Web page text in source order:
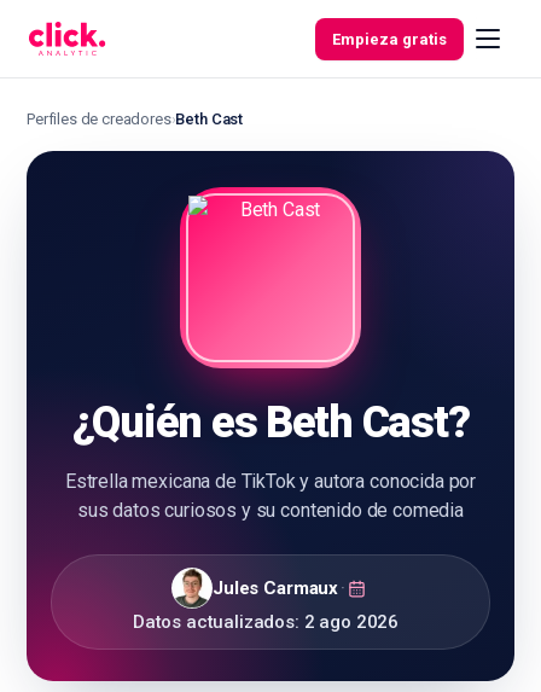
Empieza gratis
Funcionalidades
Perfiles de creadores›Beth Cast
¿Quién es Beth Cast?
Estrella mexicana de TikTok y autora conocida por
sus datos curiosos y su contenido de comedia
Jules Carmaux·
Datos actualizados: 2 ago 2026